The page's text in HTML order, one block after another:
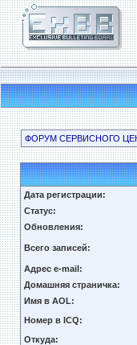
ФОРУМ СЕРВИСНОГО
Дата регистрации:
Статус:
Обновления:
Всего записей:
Адрес e-mail:
Домашняя страничка:
Имя в AOL:
Номер в ICQ:
Откуда: